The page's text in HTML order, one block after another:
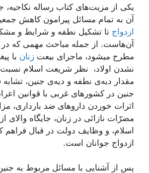
یکی از مزیت‌های کتاب رساله نکاحیه،
آن به تمام مسائل پیرامون کاهش
ازدواج تا تشکیل نطفه و شرایط و
آن‌هاست. از جمله مباحث مهمی که در
مطرح میشود، ماجرای بیعت زنان با
نشدن اولاد، نظر شریعت اسلام نسبت
مقدار دیه‌ی نطفه و دیه‌ی جنین،
جنین در کشورهای غربی با قوانین
اثرات خوردن داروهای ضد بارداری،
مضرّات نازائی در زنان، جایگاه والای
اسلام، و وظایف دولت در قبال فراهم
ازدواج جوانان است.
پس از آشنایی با مسائل مربوط به